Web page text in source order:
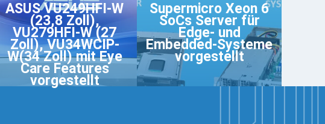
ASUS VU249HFI-W
(23,8 Zoll),
VU279HFI-W (27
Zoll), VU34WCIP-
W(34 Zoll) mit Eye
Care Features
vorgestellt
Supermicro Xeon 6
SoCs Server für
Edge- und
Embedded-Systeme
vorgestellt